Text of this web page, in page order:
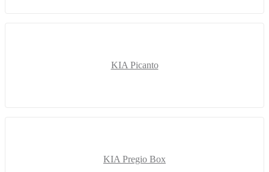
KIA Picanto
KIA Pregio Box